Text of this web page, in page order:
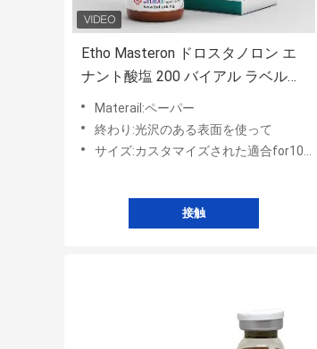
Etho Masteron ドロスタノロン エ
ナント酸塩 200 バイアル ラベルと
ボックス
Materail:ペーパー
終わり:光沢のある表面を使って
サイズ:カスタマイズされた適合for10ml
接触